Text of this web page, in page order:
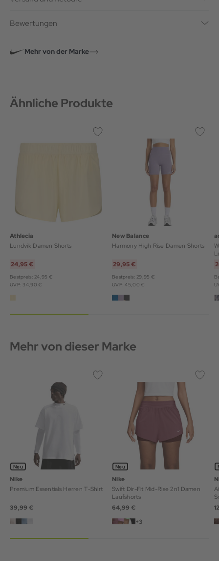
Bewertungen
Mehr von der Marke
Ähnliche Produkte
Athlecia
Lundvik Damen Shorts
24,95 €
Bestpreis: 24,95 €
UVP: 34,90 €
New Balance
Harmony High Rise Damen Shorts
29,95 €
Bestpreis: 29,95 €
UVP: 45,00 €
Mehr von dieser Marke
Neu
Nike
Premium Essentials Herren T-Shirt
39,99 €
Neu
Nike
Swift Dir-Fit Mid-Rise 2n1 Damen
Laufshorts
64,99 €
+3